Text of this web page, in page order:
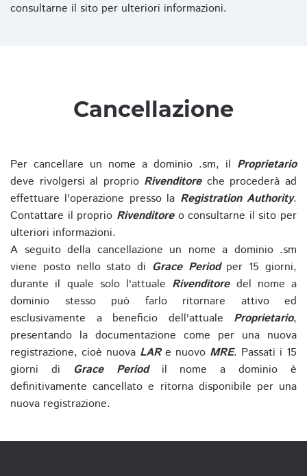
consultarne il sito per ulteriori informazioni.
Cancellazione
Per cancellare un nome a dominio .sm, il Proprietario
deve rivolgersi al proprio Rivenditoreche procederà ad
effettuare l'operazione presso la Registration Authority.
Contattare il proprio Rivenditoreo consultarne il sito per
ulteriori informazioni.
A seguito della cancellazione un nome a dominio .sm
viene posto nello stato di Grace Periodper 15 giorni,
durante il quale solo l'attuale Rivenditoredel nome a
dominio stesso può farlo ritornare attivo ed
esclusivamente a beneficio dell'attuale Proprietario,
presentando la documentazione come per una nuova
registrazione, cioè nuova LARe nuovo MRE. Passati i 15
giorni di Grace Periodil nome a dominio è
definitivamente cancellato e ritorna disponibile per una
nuova registrazione.